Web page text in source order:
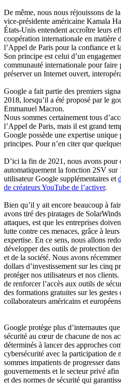
De même, nous nous réjouissons de
vice-présidente américaine Kamala
États-Unis entendent accroître leurs
coopération internationale en matière
l’Appel de Paris pour la confiance et
Son principe est celui d’un
communauté internationale pour faire
préserver un Internet ouvert,
Google a fait partie des premiers
2018, lorsqu’il a été proposé par le
Emmanuel Macron.
Nous sommes certainement tous
l’Appel de Paris, mais il est grand
Google possède une expertise
principes. Pour n’en citer que
D’ici la fin de 2021, nous avons pour
automatiquement la fonction 2SV sur
utilisateur Google supplémentaires et
de créateurs YouTube de l’activer.
Bien qu’il y ait encore beaucoup à
avons tiré des piratages de
attaques, est que les entreprises
lutte contre ces menaces, grâce à
expertise. En ce sens, nous allons
développer des outils de protection
et de la société. Nous avons
dollars d’investissement sur les cinq
protéger nos utilisateurs et nos
de renforcer l’accès aux outils de
des formations gratuites sur les gestes
collaborateurs américains et
Google protège plus d’internautes
sécurité au cœur de chacune de nos
déterminés à lancer des approches
cybersécurité avec la participation de
sommes impatients de progresser
gouvernements et le secteur privé
et des normes de sécurité qui